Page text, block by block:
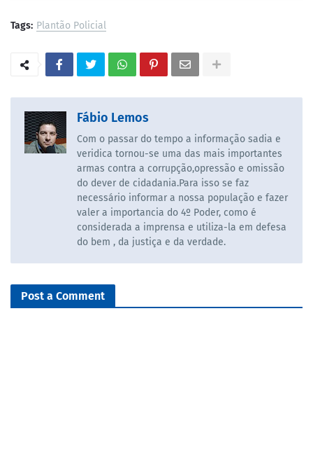
Tags: Plantão Policial
Fábio Lemos
Com o passar do tempo a informação sadia e
veridica tornou-se uma das mais importantes
armas contra a corrupção,opressão e omissão
do dever de cidadania.Para isso se faz
necessário informar a nossa população e fazer
valer a importancia do 4º Poder, como é
considerada a imprensa e utiliza-la em defesa
do bem , da justiça e da verdade.
Post a Comment